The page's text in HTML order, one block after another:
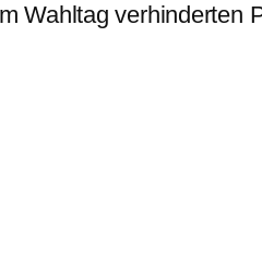
Wahltag verhinderten